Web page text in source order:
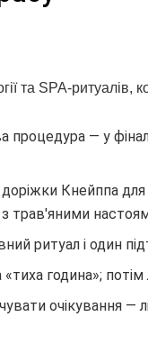
та SPA-
процедура — у
доріжки Кнейппа
з трав'яними
ритуал і один
«тиха година»;
очікування